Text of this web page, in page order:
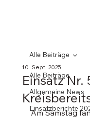
Alle Beiträge
Allgemeine News
Einsatzberichte
Alle Beiträge
Einsatz Nr.
10. Sept. 2025
Am Samstag